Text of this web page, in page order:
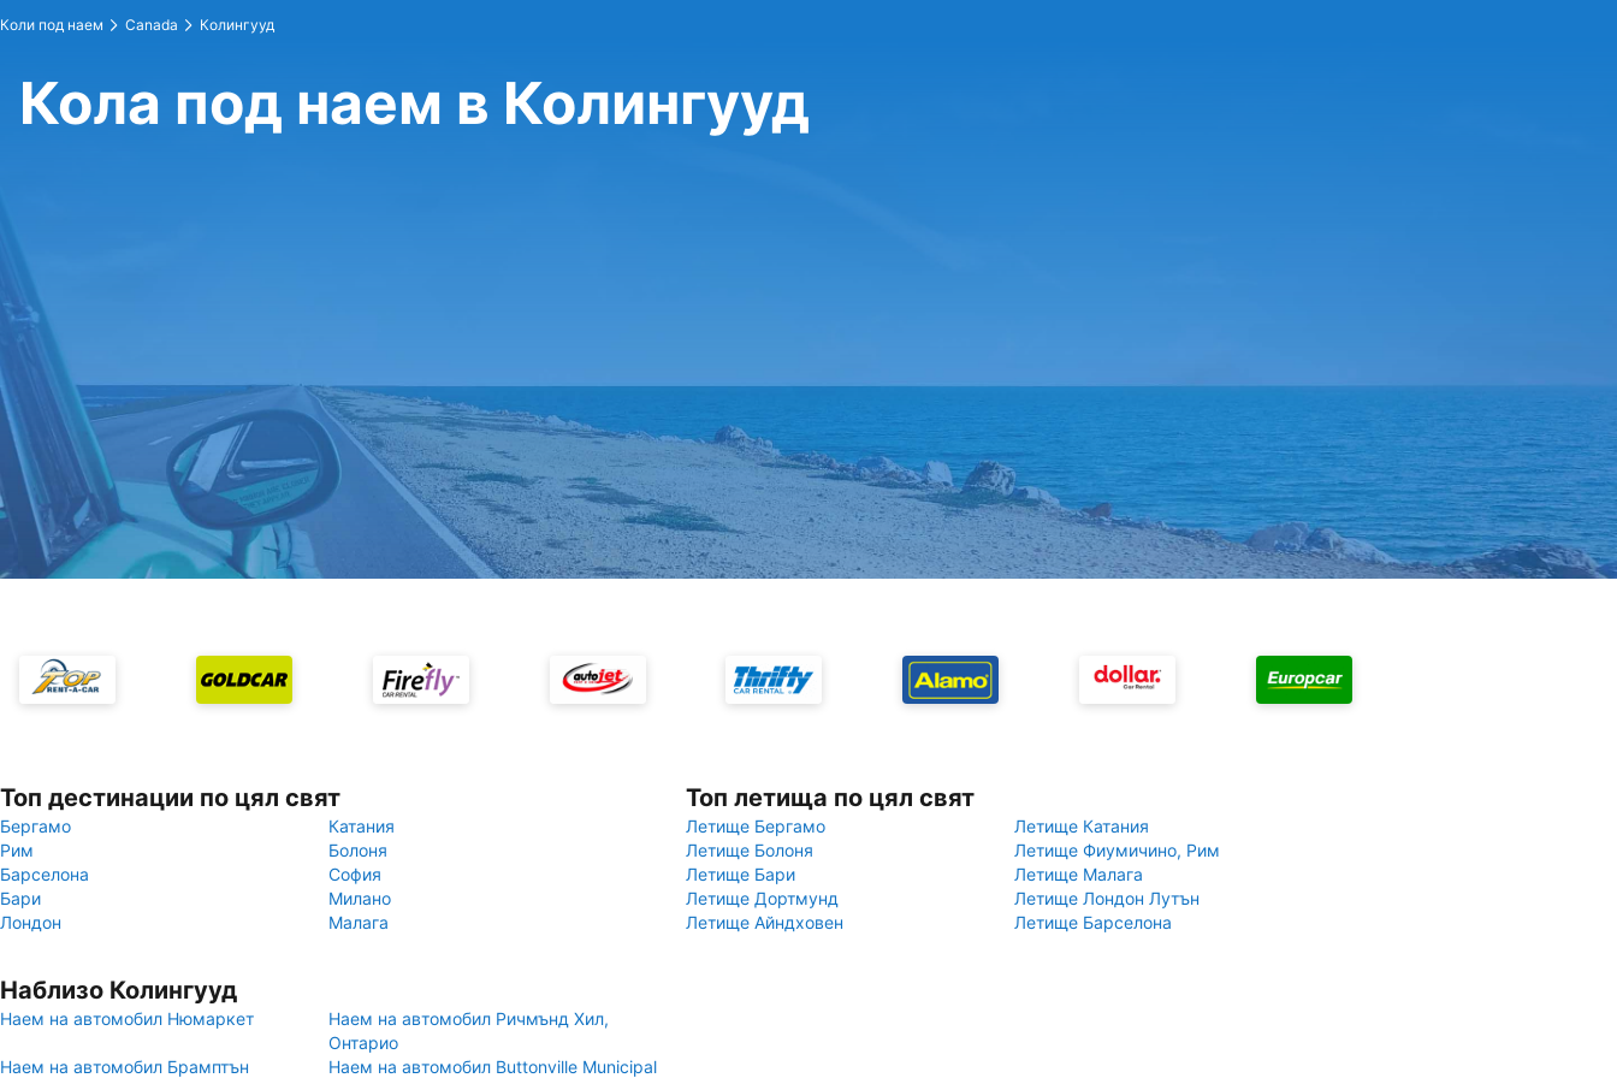
Коли под наем Canada Колингууд
Кола под наем в Колингууд
Топ дестинации по цял свят
Бергамо
Катания
Рим
Болоня
Барселона
София
Бари
Милано
Лондон
Малага
Топ летища по цял свят
Летище Бергамо
Летище Катания
Летище Болоня
Летище Фиумичино, Рим
Летище Бари
Летище Малага
Летище Дортмунд
Летище Лондон Лутън
Летище Айндховен
Летище Барселона
Наблизо Колингууд
Наем на автомобил Нюмаркет
Наем на автомобил Ричмънд Хил,
Онтарио
Наем на автомобил Брамптън
Наем на автомобил Buttonville Municipal